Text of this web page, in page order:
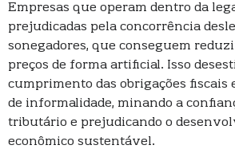
Empresas que operam dentro da
prejudicadas pela concorrência
sonegadores, que conseguem
preços de forma artificial. Isso
cumprimento das obrigações fiscais
de informalidade, minando a
tributário e prejudicando o
econômico sustentável.